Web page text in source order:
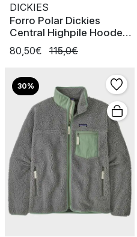
DICKIES
Forro Polar Dickies
Central Highpile Hooded
Andorra
80,50€ 115,0€
30%